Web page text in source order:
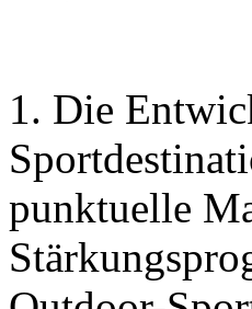
1. Die
punktuelle